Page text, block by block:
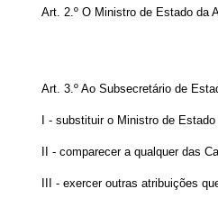
Art. 2.º O Ministro de Estado da
Art. 3.º Ao Subsecretário de
I - substituir o Ministro de
II - comparecer a qualquer das
III - exercer outras atribuições